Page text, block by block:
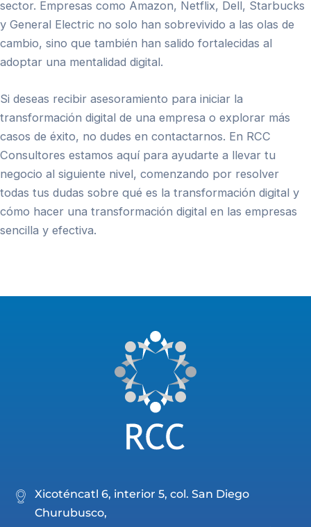
sector. Empresas como Amazon, Netflix, Dell, Starbucks
y General Electric no solo han sobrevivido a las olas de
cambio, sino que también han salido fortalecidas al
adoptar una mentalidad digital.
Si deseas recibir asesoramiento para iniciar la
transformación digital de una empresa o explorar más
casos de éxito, no dudes en contactarnos. En RCC
Consultores estamos aquí para ayudarte a llevar tu
negocio al siguiente nivel, comenzando por resolver
todas tus dudas sobre qué es la transformación digital y
cómo hacer una transformación digital en las empresas
sencilla y efectiva.
Xicoténcatl 6, interior 5, col. San Diego
Churubusco,